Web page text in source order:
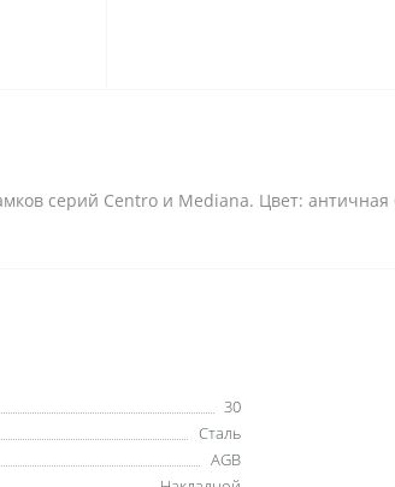
серий Centro и Mediana. Цвет: античная
30
Сталь
AGB